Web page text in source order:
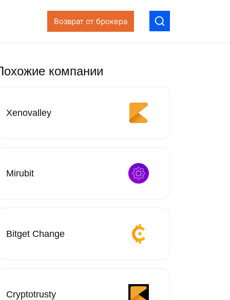
Возврат от брокера
компании
Xenovalley
Mirubit
Bitget Change
Cryptotrusty